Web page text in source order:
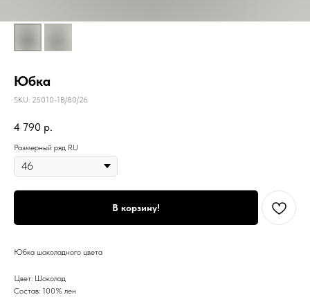
Юбка
SKU: 25010-1В/80/26
4 790 р.
Размерный ряд RU
В корзину!
Юбка шоколадного цвета
Цвет: Шоколад
Состав: 100% лен